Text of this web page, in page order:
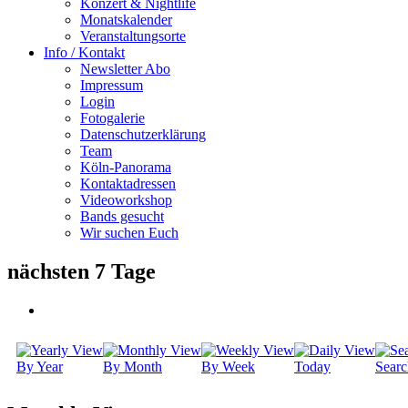
Konzert & Nightlife
Monatskalender
Veranstaltungsorte
Info / Kontakt
Newsletter Abo
Impressum
Login
Fotogalerie
Datenschutzerklärung
Team
Köln-Panorama
Kontaktadressen
Videoworkshop
Bands gesucht
Wir suchen Euch
nächsten 7 Tage
By Year By Month By Week Today